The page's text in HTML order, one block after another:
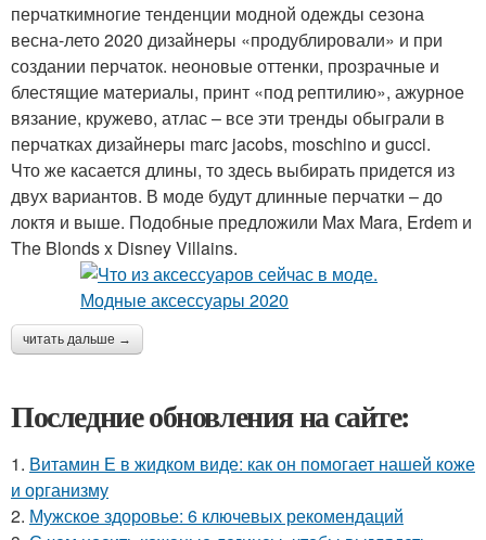
перчаткимногие тенденции модной одежды сезона
весна-лето 2020 дизайнеры «продублировали» и при
создании перчаток. неоновые оттенки, прозрачные и
блестящие материалы, принт «под рептилию», ажурное
вязание, кружево, атлас – все эти тренды обыграли в
перчатках дизайнеры marc jacobs, moschino и gucci.
Что же касается длины, то здесь выбирать придется из
двух вариантов. В моде будут длинные перчатки – до
локтя и выше. Подобные предложили Max Mara, Erdem и
The Blonds x Disney Villains.
читать дальше →
Последние обновления на сайте:
1. Витамин Е в жидком виде: как он помогает нашей коже
и организму
2. Мужское здоровье: 6 ключевых рекомендаций